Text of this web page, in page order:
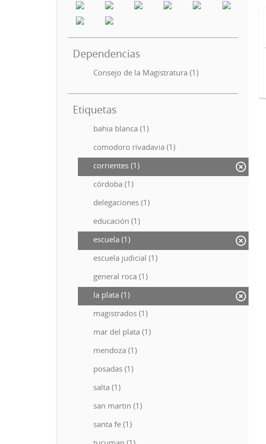
Dependencias
Consejo de la Magistratura (1)
Etiquetas
bahia blanca (1)
comodoro rivadavia (1)
corrientes (1)
córdoba (1)
delegaciones (1)
educación (1)
escuela (1)
escuela judicial (1)
general roca (1)
la plata (1)
magistrados (1)
mar del plata (1)
mendoza (1)
posadas (1)
salta (1)
san martin (1)
santa fe (1)